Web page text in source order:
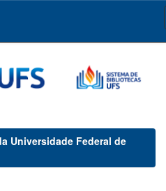
Universidade Federal de